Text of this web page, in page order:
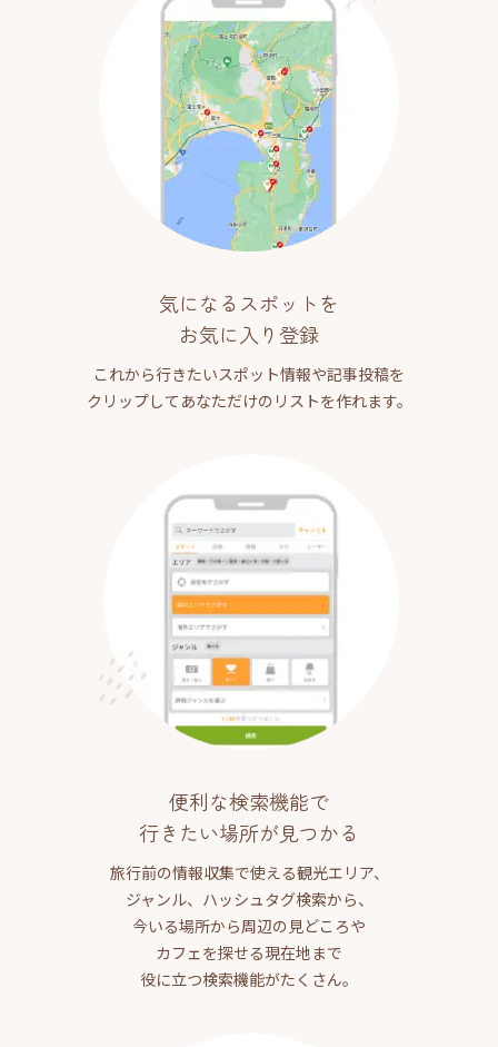
気になるスポットを
お気に入り登録
これから行きたいスポット情報や記事投稿を
クリップしてあなただけのリストを作れます。
便利な検索機能で
行きたい場所が見つかる
旅行前の情報収集で使える観光エリア、
ジャンル、ハッシュタグ検索から、
今いる場所から周辺の見どころや
カフェを探せる現在地まで
役に立つ検索機能がたくさん。